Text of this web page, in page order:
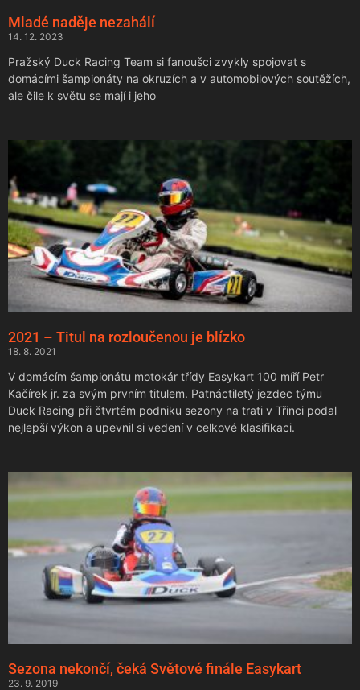
Mladé naděje nezahálí
14. 12. 2023
Pražský Duck Racing Team si fanoušci zvykly spojovat s
domácími šampionáty na okruzích a v automobilových soutěžích,
ale čile k světu se mají i jeho
2021 – Titul na rozloučenou je blízko
18. 8. 2021
V domácím šampionátu motokár třídy Easykart 100 míří Petr
Kačírek jr. za svým prvním titulem. Patnáctiletý jezdec týmu
Duck Racing při čtvrtém podniku sezony na trati v Třinci podal
nejlepší výkon a upevnil si vedení v celkové klasifikaci.
Sezona nekončí, čeká Světové finále Easykart
23. 9. 2019